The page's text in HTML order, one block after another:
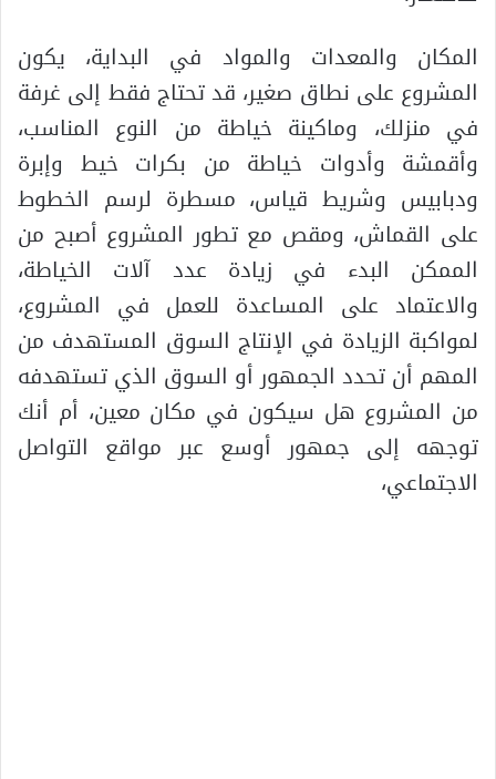
المكان والمعدات والمواد في البداية، يكون
المشروع على نطاق صغير، قد تحتاج فقط إلى غرفة
في منزلك، وماكينة خياطة من النوع المناسب،
وأقمشة وأدوات خياطة من بكرات خيط وإبرة
ودبابيس وشريط قياس، مسطرة لرسم الخطوط
على القماش، ومقص مع تطور المشروع أصبح من
الممكن البدء في زيادة عدد آلات الخياطة،
والاعتماد على المساعدة للعمل في المشروع،
لمواكبة الزيادة في الإنتاج السوق المستهدف من
المهم أن تحدد الجمهور أو السوق الذي تستهدفه
من المشروع هل سيكون في مكان معين، أم أنك
توجهه إلى جمهور أوسع عبر مواقع التواصل
الاجتماعي،